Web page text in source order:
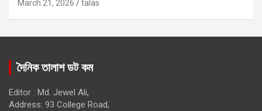
March 21, 2026 talas
দৈনিক তালাশ ডট কম
Editor : Md. Jewel Ali,
Address: 93 College Road,